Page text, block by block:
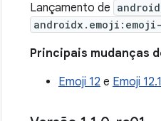
Lançamento de
Principais mudanças
Emoji 12 e Emoji 12.1